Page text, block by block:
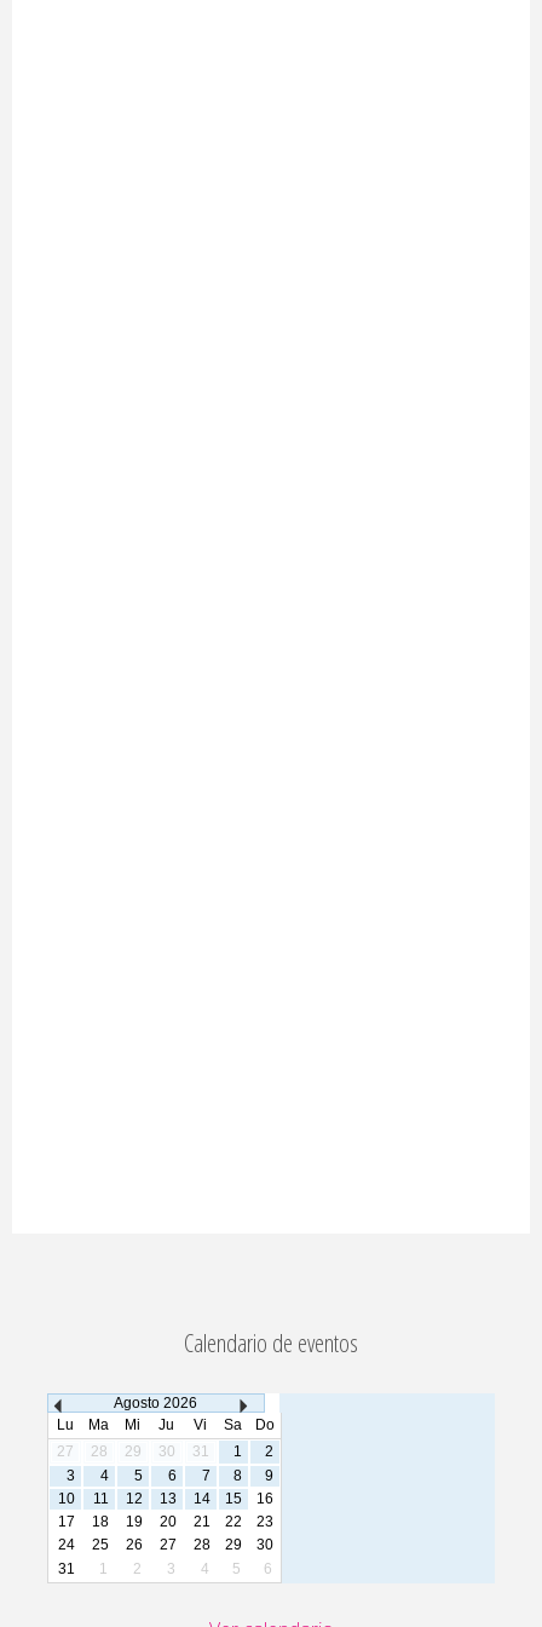
Calendario de eventos
Agosto 2026
Lu
Ma Mi Ju Vi Sa
Do
27
28 29 30 31 1
2
3
4 5 6 7 8
9
10
11 12 13 14 15
16
17
18 19 20 21 22
23
24
25 26 27 28 29
30
31
1 2 3 4 5 6